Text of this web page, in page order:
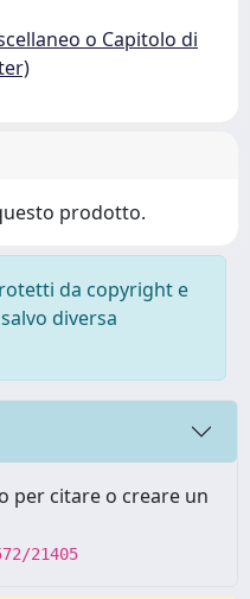
o Capitolo di
prodotto.
da copyright e
diversa
per citare o creare un
21405